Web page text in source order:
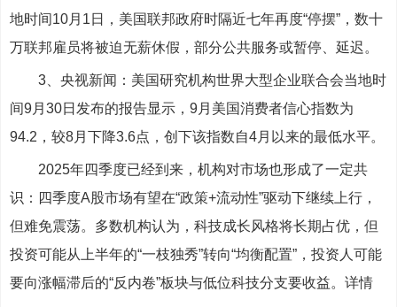
地时间10月1日，美国联邦政府时隔近七年再度“停摆”，数十
万联邦雇员将被迫无薪休假，部分公共服务或暂停、延迟。
3、央视新闻：美国研究机构世界大型企业联合会当地时
间9月30日发布的报告显示，9月美国消费者信心指数为
94.2，较8月下降3.6点，创下该指数自4月以来的最低水平。
2025年四季度已经到来，机构对市场也形成了一定共
识：四季度A股市场有望在“政策+流动性”驱动下继续上行，
但难免震荡。多数机构认为，科技成长风格将长期占优，但
投资可能从上半年的“一枝独秀”转向“均衡配置”，投资人可能
要向涨幅滞后的“反内卷”板块与低位科技分支要收益。详情